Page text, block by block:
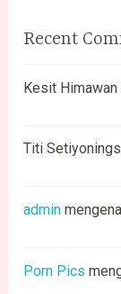
Recent
Kesit
Titi
admin
Porn Pics